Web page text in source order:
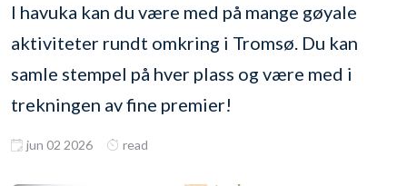
I havuka kan du være med på mange gøyale
aktiviteter rundt omkring i Tromsø. Du kan
samle stempel på hver plass og være med i
trekningen av fine premier!
jun 02 2026 read